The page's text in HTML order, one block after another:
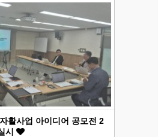
활사업 아이디어 공모전 2
시